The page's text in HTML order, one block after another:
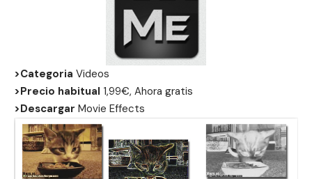
>Categoria Videos
>Precio habitual 1,99€, Ahora gratis
>Descargar Movie Effects